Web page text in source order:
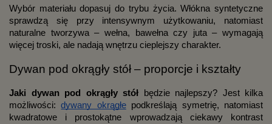
Wybór materiału dopasuj do trybu życia. Włókna syntetyczne
sprawdzą się przy intensywnym użytkowaniu, natomiast
naturalne tworzywa – wełna, bawełna czy juta – wymagają
więcej troski, ale nadają wnętrzu cieplejszy charakter.
Dywan pod okrągły stół – proporcje i kształty
Jaki dywan pod okrągły stół będzie najlepszy? Jest kilka
możliwości:dywany okrągłepodkreślają symetrię, natomiast
kwadratowe i prostokątne wprowadzają ciekawy kontrast